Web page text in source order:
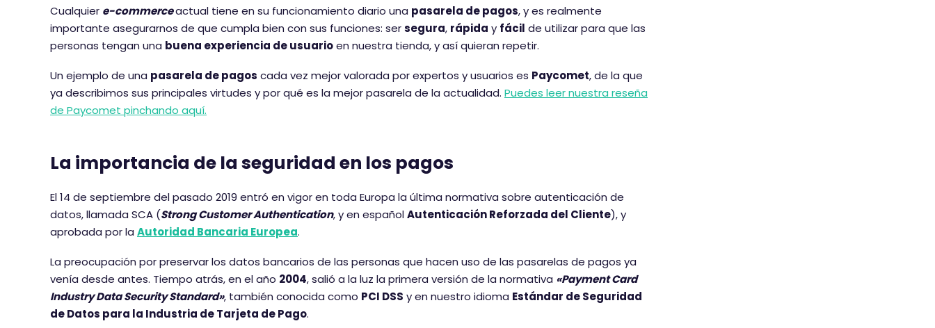
Cualquier e-commerceactual tiene en su funcionamiento diario una pasarela de pagos, y es realmente
importante asegurarnos de que cumpla bien con sus funciones: sersegura, rápida y fácil de utilizar para que las
personas tengan una buena experiencia de usuarioen nuestra tienda, y así quieran repetir.
Un ejemplo de una pasarela de pagos cada vez mejor valorada por expertos y usuarios es Paycomet, de la que
ya describimos sus principales virtudes y por qué es la mejor pasarela de la actualidad. Puedes leer nuestra reseña
de Paycomet pinchando aquí.
La importancia de la seguridad en los pagos
El 14 de septiembre del pasado 2019 entró en vigor en toda Europa la última normativa sobre autenticación de
datos, llamada SCA (Strong Customer Authentication, y en españolAutenticación Reforzada del Cliente), y
aprobada por la Autoridad Bancaria Europea.
La preocupación por preservar los datos bancarios de las personas que hacen uso de las pasarelas de pagos ya
venía desde antes. Tiempo atrás, en el año 2004, salió a la luz la primera versión de la normativa «Payment Card
Industry Data Security Standard», también conocida como PCI DSS y en nuestro idioma Estándar de Seguridad
de Datos para la Industria de Tarjeta de Pago.